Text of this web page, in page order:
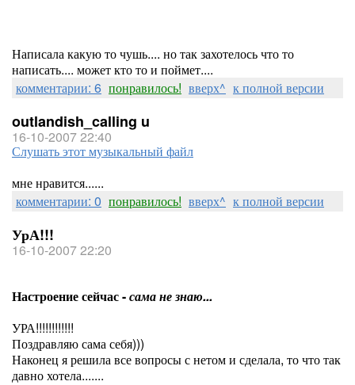
Написала какую то чушь.... но так захотелось что то
написать.... может кто то и поймет....
комментарии: 6 понравилось! вверх^ к полной версии
outlandish_calling u
16-10-2007 22:40
Слушать этот музыкальный файл
мне нравится......
комментарии: 0 понравилось! вверх^ к полной версии
УрА!!!
16-10-2007 22:20
Настроение сейчас -сама не знаю...
УРА!!!!!!!!!!!!
Поздравляю сама себя)))
Наконец я решила все вопросы с нетом и сделала, то что так
давно хотела.......